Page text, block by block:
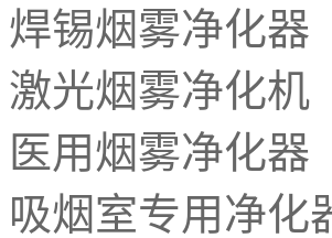
焊锡烟雾净化器
激光烟雾净化机
医用烟雾净化器
吸烟室专用净化